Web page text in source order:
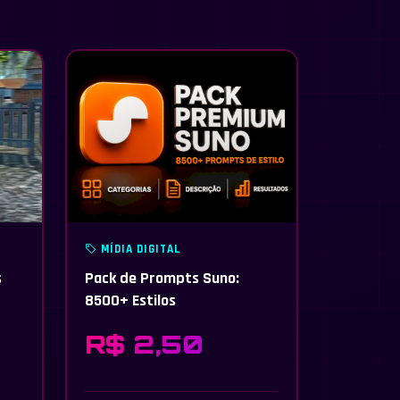
MÍDIA DIGITAL
Pack de Prompts Suno:
8500+ Estilos
R$ 2,50